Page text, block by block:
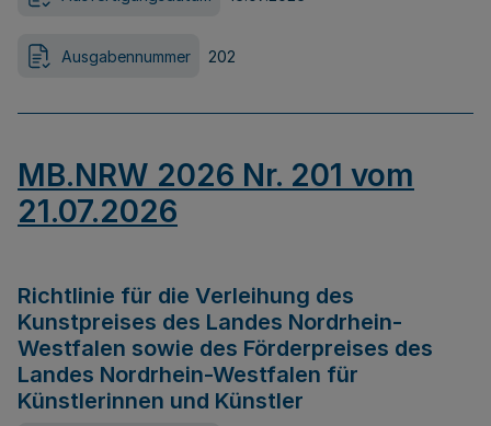
Ausgabennummer 202
MB.NRW 2026 Nr. 201 vom
21.07.2026
Richtlinie für die Verleihung des
Kunstpreises des Landes Nordrhein-
Westfalen sowie des Förderpreises des
Landes Nordrhein-Westfalen für
Künstlerinnen und Künstler